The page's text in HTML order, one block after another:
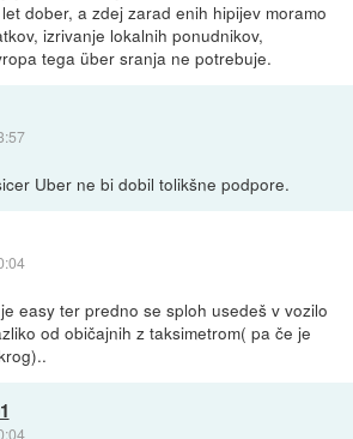
dober, a zdej zarad enih hipijev moramo
izrivanje lokalnih ponudnikov,
tega über sranja ne potrebuje.
Uber ne bi dobil tolikšne podpore.
easy ter predno se sploh usedeš v vozilo
od običajnih z taksimetrom( pa če je